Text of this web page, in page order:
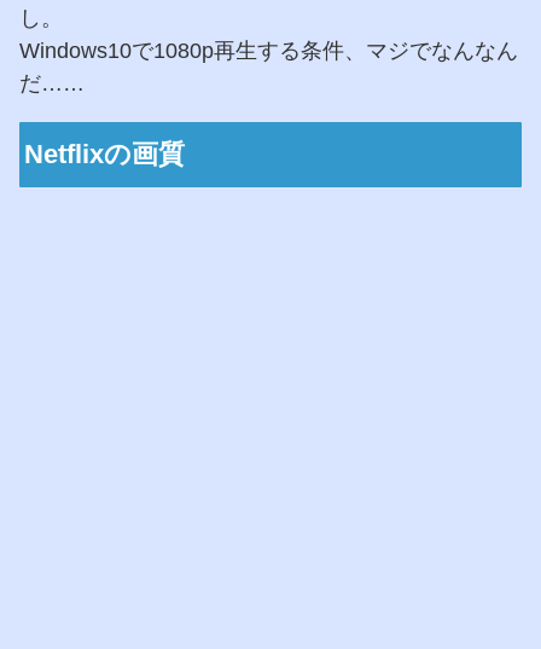
し。
Windows10で1080p再生する条件、マジでなんなん
だ……
Netflixの画質